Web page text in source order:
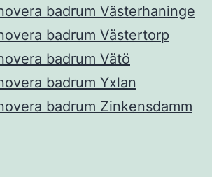
badrum Västerhaninge
badrum Västertorp
badrum Vätö
badrum Yxlan
badrum Zinkensdamm